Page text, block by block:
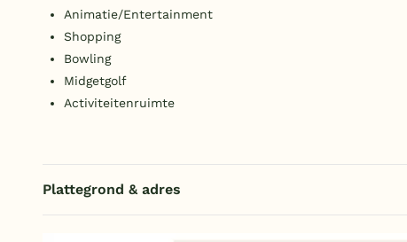
Animatie/Entertainment
Shopping
Bowling
Midgetgolf
Activiteitenruimte
Plattegrond & adres